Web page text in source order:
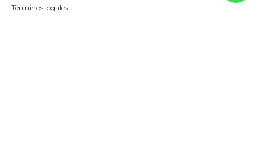
Términos legales